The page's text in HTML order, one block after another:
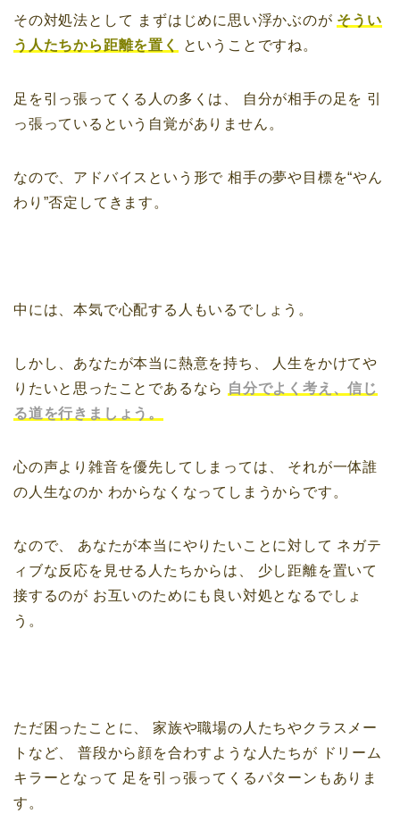
その対処法として まずはじめに思い浮かぶのが そうい
う人たちから距離を置く
ということですね。
足を引っ張ってくる人の多くは、 自分が相手の足を 引
っ張っているという自覚がありません。
なので、アドバイスという形で 相手の夢や目標を“やん
わり”否定してきます。
中には、本気で心配する人もいるでしょう。
しかし、あなたが本当に熱意を持ち、
人生をかけてや
りたいと思ったことであるなら 自分でよく考え、信じ
る道を行きましょう。
心の声より雑音を優先してしまっては、
それが一体誰
の人生なのか わからなくなってしまうからです。
なので、 あなたが本当にやりたいことに対して ネガテ
ィブな反応を見せる人たちからは、
少し距離を置いて
接するのが お互いのためにも良い対処となるでしょ
う。
ただ困ったことに、
家族や職場の人たちやクラスメー
トなど、
普段から顔を合わすような人たちが ドリーム
キラーとなって 足を引っ張ってくるパターンもありま
す。